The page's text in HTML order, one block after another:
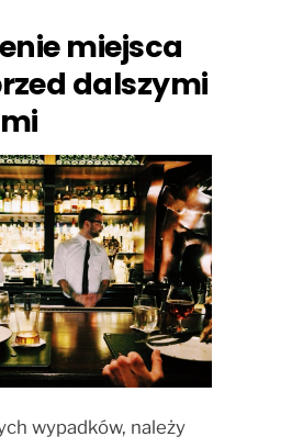
miejsca
dalszymi
wypadków, należy